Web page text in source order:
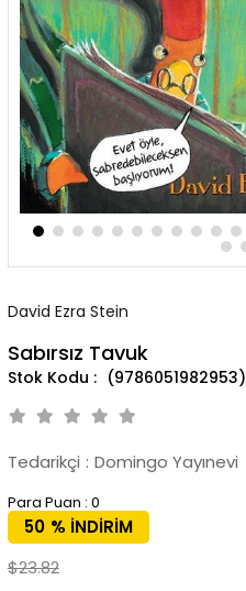
David Ezra Stein
Sabırsız Tavuk
(9786051982953)
Tedarikçi : Domingo Yayınevi
Para Puan : 0
%
50
İNDIRIM
$23.82